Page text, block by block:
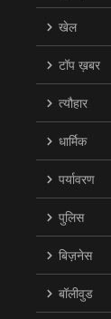
खेल
टॉप ख़बर
त्यौहार
धार्मिक
पर्यावरण
पुलिस
बिज़नेस
बॉलीवुड